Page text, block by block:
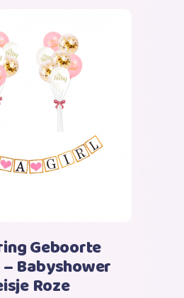
verder
Geboorte
Babyshower
Roze